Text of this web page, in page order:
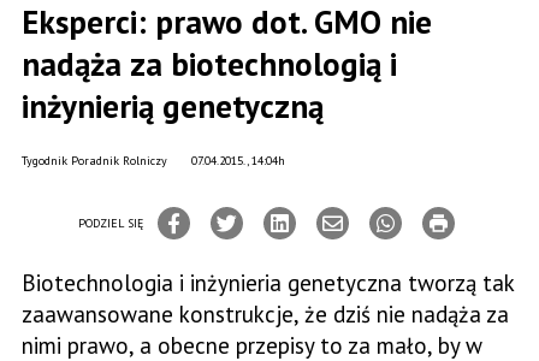
Eksperci: prawo dot. GMO nie
nadąża za biotechnologią i
inżynierią genetyczną
07.04.2015., 14:04h
Tygodnik Poradnik Rolniczy
PODZIEL SIĘ
Biotechnologia i inżynieria genetyczna tworzą tak
zaawansowane konstrukcje, że dziś nie nadąża za
nimi prawo, a obecne przepisy to za mało, by w